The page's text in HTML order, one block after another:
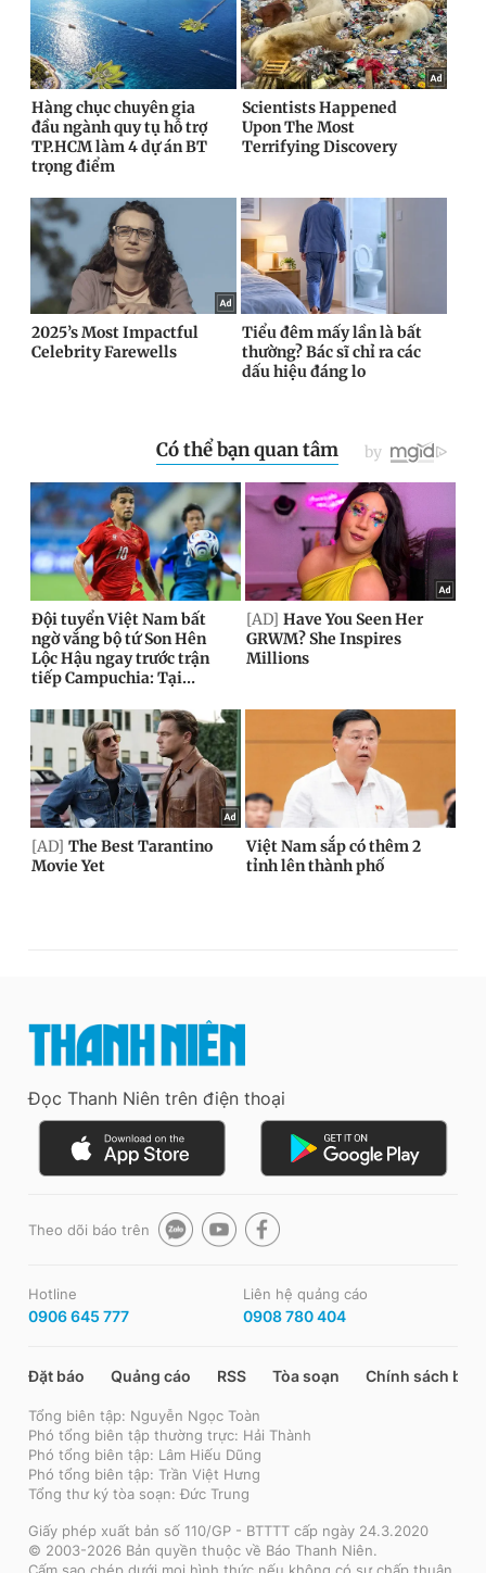
Đọc Thanh Niên trên điện thoại
Theo dõi báo trên
Hotline
0906 645 777
Liên hệ quảng cáo
0908 780 404
Đặt báo Quảng cáo RSS Tòa soạn Chính sách bảo
Tổng biên tập: Nguyễn Ngọc Toàn
Phó tổng biên tập thường trực: Hải Thành
Phó tổng biên tập: Lâm Hiếu Dũng
Phó tổng biên tập: Trần Việt Hưng
Tổng thư ký tòa soạn: Đức Trung
Giấy phép xuất bản số 110/GP - BTTTT cấp ngày 24.3.2020
© 2003-2026 Bản quyền thuộc về Báo Thanh Niên.